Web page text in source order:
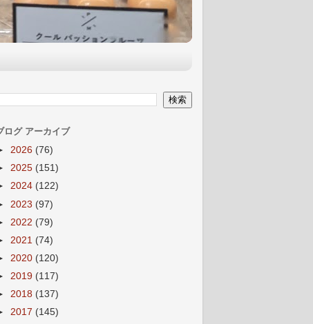
ログ アーカイブ
2026 (76)
2025 (151)
2024 (122)
2023 (97)
2022 (79)
2021 (74)
2020 (120)
2019 (117)
2018 (137)
2017 (145)